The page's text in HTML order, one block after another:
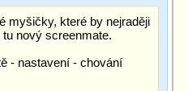
myšičky, které by nejraději
nový screenmate.
- nastavení - chování